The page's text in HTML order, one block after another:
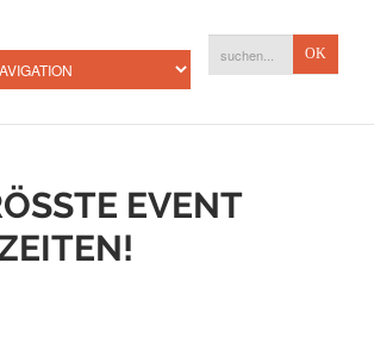
EVENT A